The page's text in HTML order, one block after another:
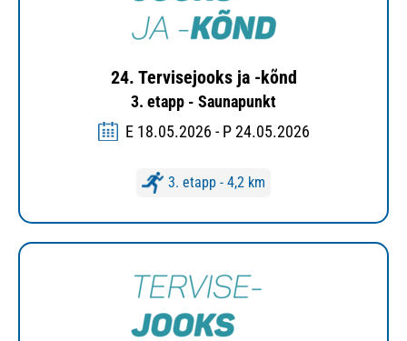
24. Tervisejooks ja -kõnd
3. etapp - Saunapunkt
E 18.05.2026 - P 24.05.2026
3. etapp - 4,2 km